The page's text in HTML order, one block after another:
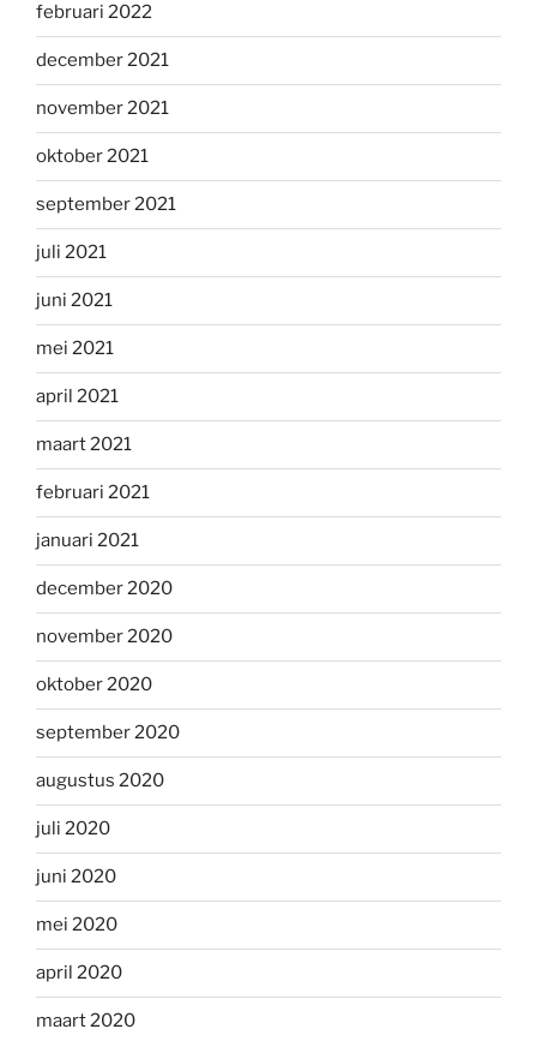
februari 2022
december 2021
november 2021
oktober 2021
september 2021
juli 2021
juni 2021
mei 2021
april 2021
maart 2021
februari 2021
januari 2021
december 2020
november 2020
oktober 2020
september 2020
augustus 2020
juli 2020
juni 2020
mei 2020
april 2020
maart 2020